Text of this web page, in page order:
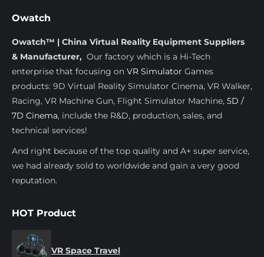
Owatch
Owatch™ | China Virtual Reality Equipment Suppliers
& Manufacturer, Our factory which is a Hi-Tech
enterprise that focusing on VR Simulator Games
products: 9D Virtual Reality Simulator Cinema, VR Walker,
Racing, VR Machine Gun, Flight Simulator Machine, 5D /
7D Cinema, include the R&D, production, sales, and
technical services!
And right because of the top quality and A+ super service,
we had already sold to worldwide and gain a very good
reputation.
HOT Product
VR Space Travel